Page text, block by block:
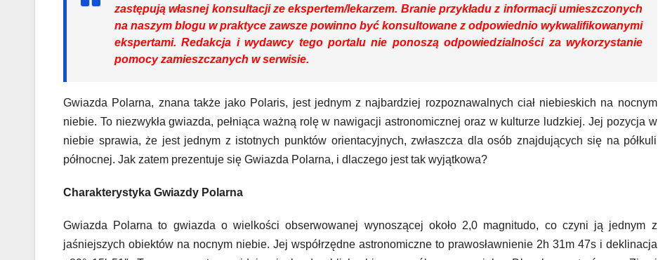
zastępują własnej konsultacji ze ekspertem/lekarzem. Branie przykładu z informacji umieszczonych
na naszym blogu w praktyce zawsze powinno być konsultowane z odpowiednio wykwalifikowanymi
ekspertami. Redakcja i wydawcy tego portalu nie ponoszą odpowiedzialności za wykorzystanie
pomocy zamieszczanych w serwisie.
Gwiazda Polarna, znana także jako Polaris, jest jednym z najbardziej rozpoznawalnych ciał niebieskich na nocnym
niebie. To niezwykła gwiazda, pełniąca ważną rolę w nawigacji astronomicznej oraz w kulturze ludzkiej. Jej pozycja w
niebie sprawia, że jest jednym z istotnych punktów orientacyjnych, zwłaszcza dla osób znajdujących się na półkuli
północnej. Jak zatem prezentuje się Gwiazda Polarna, i dlaczego jest tak wyjątkowa?
Charakterystyka Gwiazdy Polarna
Gwiazda Polarna to gwiazda o wielkości obserwowanej wynoszącej około 2,0 magnitudo, co czyni ją jednym z
jaśniejszych obiektów na nocnym niebie. Jej współrzędne astronomiczne to prawosławnienie 2h 31m 47s i deklinacja